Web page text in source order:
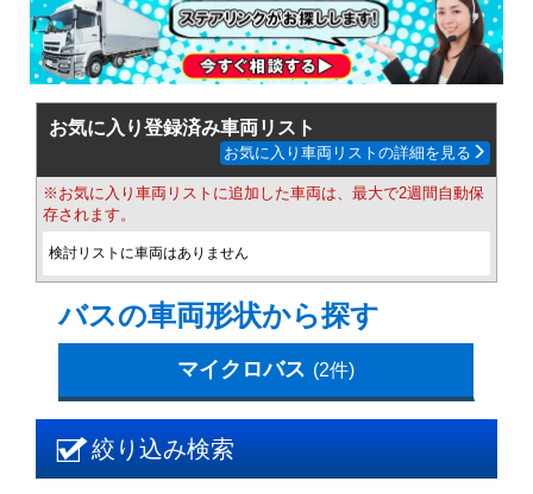
お気に入り登録済み車両リスト
お気に入り車両リストの詳細を見る
※お気に入り車両リストに追加した車両は、最大で2週間自動保
存されます。
検討リストに車両はありません
バスの車両形状から探す
マイクロバス (2件)
絞り込み検索